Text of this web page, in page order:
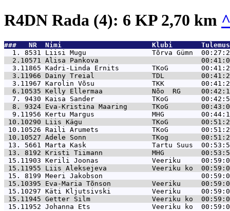
R4DN Rada (4): 6 KP 2,70 km
###   NR  Nimi                      Klubi
  1. 8531
Liisi Mugu                Tõrva Gümn
  2.10571
Alisa Pankova
  3.11865
Kadri-Linda Ernits        TKoG
  3.11966
Dainy Treial              TDL
  3.11967
Karolin Võsu              TKK
  6.10535
Kelly Ellermaa            Nõo  RG
  7. 9430
Kaisa Sander              TKoG
  8. 9324
Eva-Kristina Maaring      TKoG
  9.11956
Kertu Margus              MHG
10.10290 Liis Kägu                 TKoG
10.10526 Raili Arumets             TKoG
10.10527 Adele Sonn                TKog
13. 5661 Marta Kask                Tartu Suus
13. 8192 Kristi Tiimann            MHG
15.11903 Kerili Joonas             Veeriku
15.11955 Liis Aleksejeva           Veeriku ko
15. 8199 Meeri Jakobson
15.10395 Eva-Maria Tõnson          Veeriku
15.10297 Käti Kljutsivski          Veeriku
15.11945 Getter Silm               Veeriku ko
15.11952 Johanna Ets               Veeriku ko